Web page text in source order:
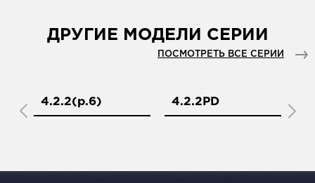
ДРУГИЕ МОДЕЛИ СЕРИИ
ПОСМОТРЕТЬ ВСЕ СЕРИИ
4.2.2(р.6) 4.2.2PD